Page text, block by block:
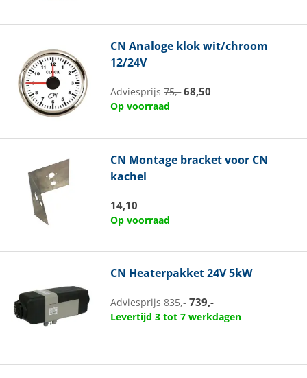
CN Analoge klok wit/chroom
12/24V
Adviesprijs75,- 68,50
Op voorraad
CN Montage bracket voor CN
kachel
14,10
Op voorraad
CN Heaterpakket 24V 5kW
Adviesprijs835,- 739,-
Levertijd 3 tot 7 werkdagen